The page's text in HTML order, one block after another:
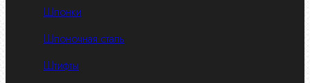
Шпонки
Шпоночная сталь
Штифты